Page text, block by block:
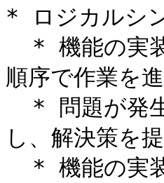
* ロジカルシ
順序で作業を進
し、解決策を